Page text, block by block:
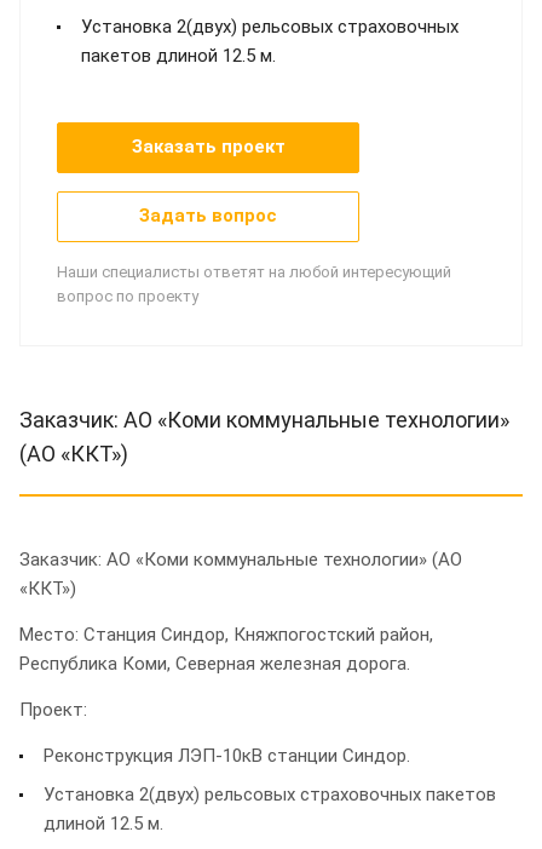
Установка 2(двух) рельсовых страховочных
пакетов длиной 12.5 м.
Заказать проект
Задать вопрос
Наши специалисты ответят на любой интересующий
вопрос по проекту
Заказчик: АО «Коми коммунальные технологии»
(АО «ККТ»)
Заказчик: АО «Коми коммунальные технологии» (АО
«ККТ»)
Место: Станция Синдор, Княжпогостский район,
Республика Коми, Северная железная дорога.
Проект:
Реконструкция ЛЭП-10кВ станции Синдор.
Установка 2(двух) рельсовых страховочных пакетов
длиной 12.5 м.